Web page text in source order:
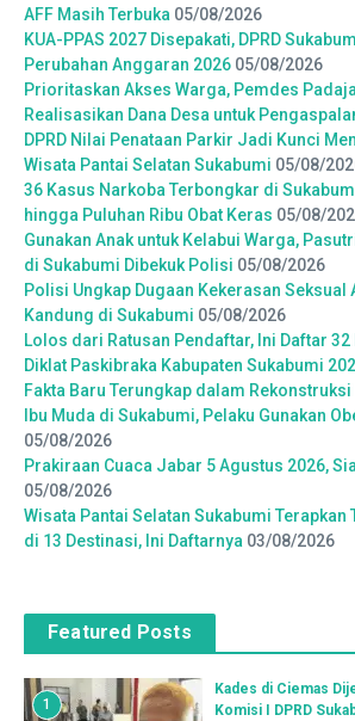
AFF Masih Terbuka 05/08/2026
KUA-PPAS 2027 Disepakati, DPRD
Perubahan Anggaran 2026 05/08/2026
Prioritaskan Akses Warga, Pemdes
Realisasikan Dana Desa untuk
DPRD Nilai Penataan Parkir Jadi Kunci
Wisata Pantai Selatan Sukabumi 05/08/
36 Kasus Narkoba Terbongkar di
hingga Puluhan Ribu Obat Keras 05/08/
Gunakan Anak untuk Kelabui Warga,
di Sukabumi Dibekuk Polisi 05/08/2026
Polisi Ungkap Dugaan Kekerasan Seksual
Kandung di Sukabumi 05/08/2026
Lolos dari Ratusan Pendaftar, Ini Daftar
Diklat Paskibraka Kabupaten Sukabumi
Fakta Baru Terungkap dalam
Ibu Muda di Sukabumi, Pelaku Gunakan
05/08/2026
Prakiraan Cuaca Jabar 5 Agustus 2026,
05/08/2026
Wisata Pantai Selatan Sukabumi
di 13 Destinasi, Ini Daftarnya 03/08/2026
Featured Posts
1
Kades di Ciemas
Komisi I DPRD